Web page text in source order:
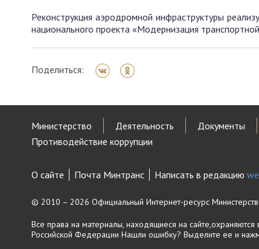
Реконструкция аэродромной инфраструктуры
национального проекта «Модернизация
Поделиться:
Министерство Деятельность Документы
Противодействие коррупции
О сайте Почта Минтранс Написать в редакцию
© 2010 – 2026 Официальный Интернет-ресурс
Все права на материалы, находящиеся на сайте,охраняются
Российской Федерации Нашли ошибку? Выделите ее и